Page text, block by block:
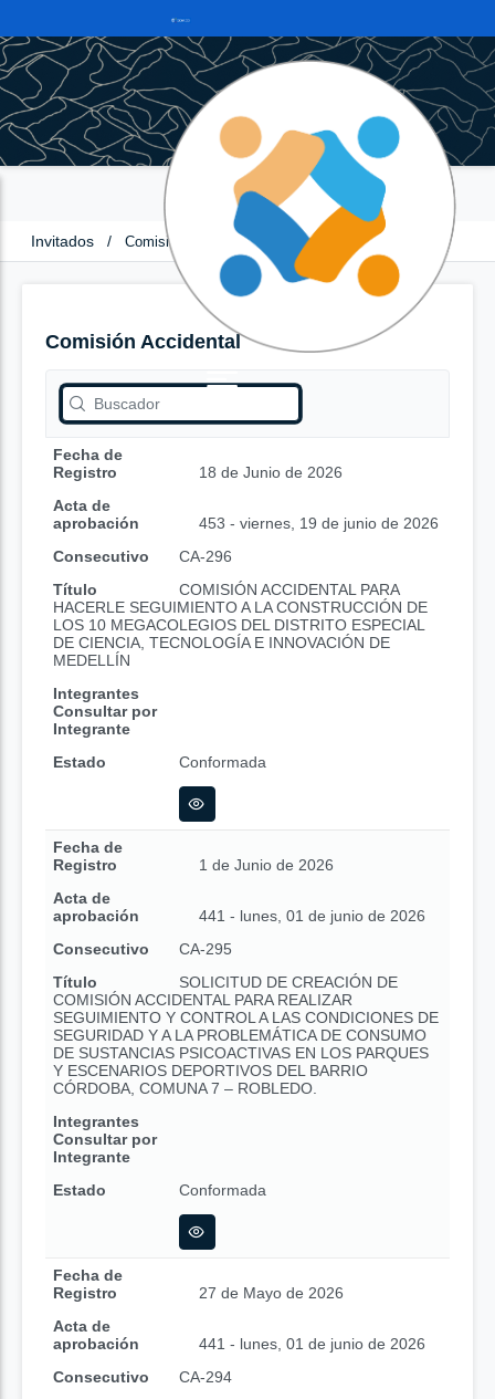
Invitados / Comisión Accidental
Comisión Accidental
Fecha de
Registro
18 de Junio de 2026
Acta de
aprobación
453 - viernes, 19 de junio de 2026
Consecutivo
CA-296
Título
COMISIÓN ACCIDENTAL PARA
HACERLE SEGUIMIENTO A LA CONSTRUCCIÓN DE
LOS 10 MEGACOLEGIOS DEL DISTRITO ESPECIAL
DE CIENCIA, TECNOLOGÍA E INNOVACIÓN DE
MEDELLÍN
Integrantes
Consultar por
Integrante
Estado
Conformada
Fecha de
Registro
1 de Junio de 2026
Acta de
aprobación
441 - lunes, 01 de junio de 2026
Consecutivo
CA-295
Título
SOLICITUD DE CREACIÓN DE
COMISIÓN ACCIDENTAL PARA REALIZAR
SEGUIMIENTO Y CONTROL A LAS CONDICIONES DE
SEGURIDAD Y A LA PROBLEMÁTICA DE CONSUMO
DE SUSTANCIAS PSICOACTIVAS EN LOS PARQUES
Y ESCENARIOS DEPORTIVOS DEL BARRIO
CÓRDOBA, COMUNA 7 – ROBLEDO.
Integrantes
Consultar por
Integrante
Estado
Conformada
Fecha de
Registro
27 de Mayo de 2026
Acta de
aprobación
441 - lunes, 01 de junio de 2026
Consecutivo
CA-294